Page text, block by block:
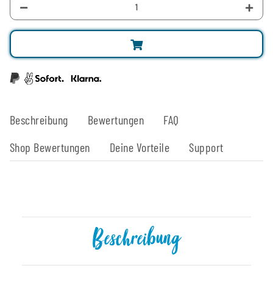
Beschreibung Bewertungen
FAQ
Shop Bewertungen
Deine Vorteile Support
Beschreibung